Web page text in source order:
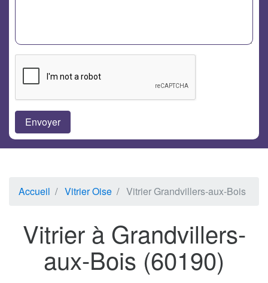
Accueil Vitrier Oise Vitrier Grandvillers-aux-Bois
Vitrier à Grandvillers-
aux-Bois (60190)